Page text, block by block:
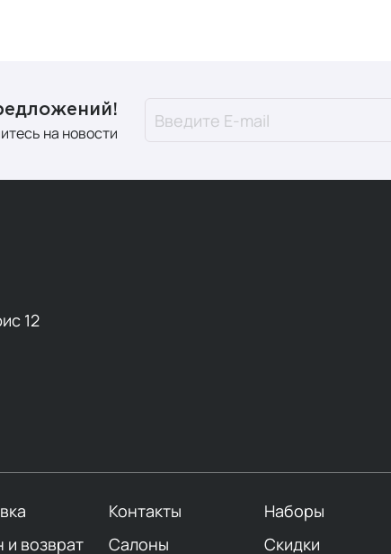
на новости
12
Контакты
Наборы
возврат Салоны Скидки